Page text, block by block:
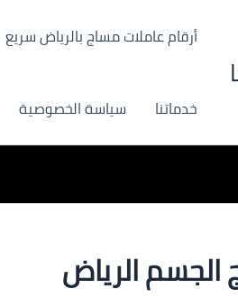
أرقام عاملات مساج بالرياض سريع
خدماتنا سياسة الخصوصية
الرياض